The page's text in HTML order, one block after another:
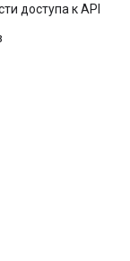
доступа к API